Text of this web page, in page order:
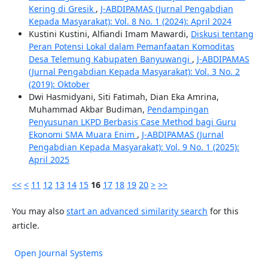
Kering di Gresik , J-ABDIPAMAS (Jurnal Pengabdian
Kepada Masyarakat): Vol. 8 No. 1 (2024): April 2024
Kustini Kustini, Alfiandi Imam Mawardi, Diskusi tentang
Peran Potensi Lokal dalam Pemanfaatan Komoditas
Desa Telemung Kabupaten Banyuwangi , J-ABDIPAMAS
(Jurnal Pengabdian Kepada Masyarakat): Vol. 3 No. 2
(2019): Oktober
Dwi Hasmidyani, Siti Fatimah, Dian Eka Amrina,
Muhammad Akbar Budiman, Pendampingan
Penyusunan LKPD Berbasis Case Method bagi Guru
Ekonomi SMA Muara Enim , J-ABDIPAMAS (Jurnal
Pengabdian Kepada Masyarakat): Vol. 9 No. 1 (2025):
April 2025
<< < 11 12 13 14 15 16 17 18 19 20 > >>
You may also start an advanced similarity search for this
article.
Open Journal Systems